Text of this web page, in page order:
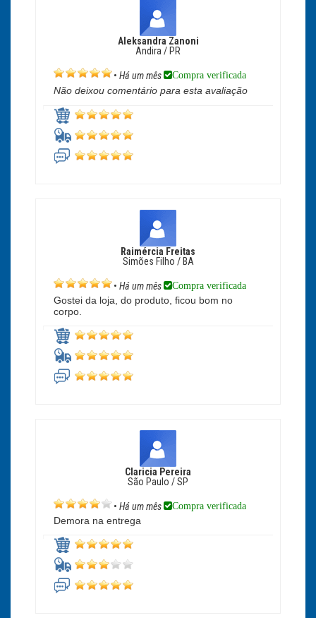
Aleksandra Zanoni
Andira / PR
• Há um mês Compra verificada
Não deixou comentário para esta avaliação
Raimércia Freitas
Simões Filho / BA
• Há um mês Compra verificada
Gostei da loja, do produto, ficou bom no
corpo.
Claricia Pereira
São Paulo / SP
• Há um mês Compra verificada
Demora na entrega